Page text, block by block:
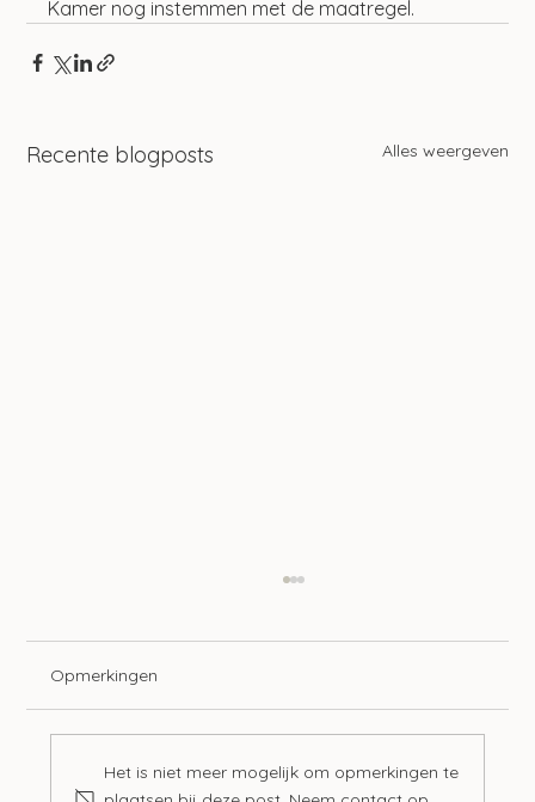
Kamer nog instemmen met de maatregel.
Recente blogposts Alles weergeven
Opmerkingen
Het is niet meer mogelijk om opmerkingen te